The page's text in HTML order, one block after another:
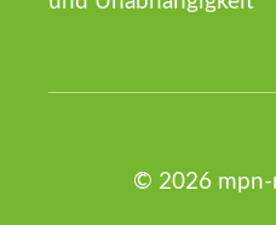
© 2026 mpn-